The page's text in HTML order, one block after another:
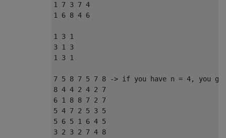
1 7 3 7 4
1 6 8 4 6
1 3 1
3 1 3
1 3 1
7 5 8 7 5 7 8 -> if you have n = 4, you
8 4 4 2 4 2 7
6 1 8 8 7 2 7
5 4 7 2 5 3 5
5 6 5 1 6 4 5
3 2 3 2 7 4 8